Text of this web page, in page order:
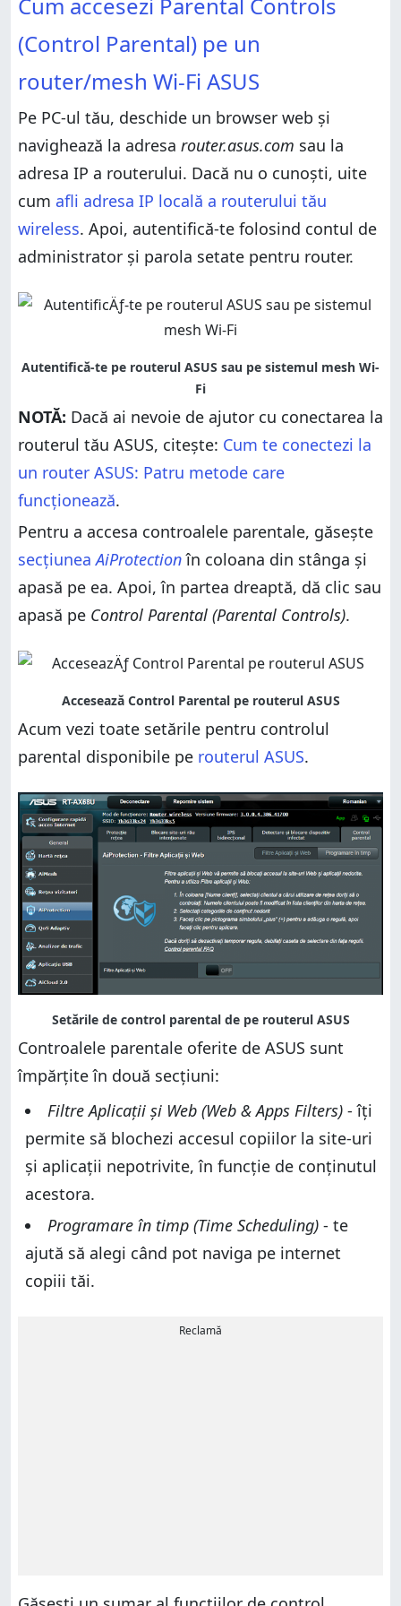
Cum restricționezi conținutul accesat de copilul tău
adulți și altele)
Cum editezi sau ștergi regulile de control parental
pentru conținut
routerul ASUS?
Cum instalez controlul parental pe un router ASUS?
Cum ți se par opțiunile de control parental oferite de
pe internet (blochează YouTube, conținutul pentru
Cum editezi sau ștergi regulile de control parental
Cum funcționează blocarea de conținut de pe
routerul ASUS?
Cum instalez controlul parental pe un router ASUS?
Cum ți se par opțiunile de control parental oferite de
ASUS AiProtection?
Cum accesezi Parental Controls
(Control Parental) pe un
router/mesh Wi-Fi ASUS
Pe PC-ul tău, deschide un browser web și
navighează la adresa router.asus.com sau la
adresa IP a routerului. Dacă nu o cunoști, uite
cum afli adresa IP locală a routerului tău
wireless. Apoi, autentifică-te folosind contul de
administrator și parola setate pentru router.
NOTĂ: Dacă ai nevoie de ajutor cu conectarea la
routerul tău ASUS, citește: Cum te conectezi la
un router ASUS: Patru metode care
funcționează.
Pentru a accesa controalele parentale, găsește
secțiuneaAiProtectionîn coloana din stânga și
apasă pe ea. Apoi, în partea dreaptă, dă clic sau
apasă pe Control Parental (Parental Controls).
Acum vezi toate setările pentru controlul
parental disponibile pe routerul ASUS.
Controalele parentale oferite de ASUS sunt
împărțite în două secțiuni:
Filtre Aplicații și Web (Web & Apps Filters) - îți
permite să blochezi accesul copiilor la site-uri
și aplicații nepotrivite, în funcție de conținutul
acestora.
Programare în timp (Time Scheduling) - te
ajută să alegi când pot naviga pe internet
copiii tăi.
Reclamă